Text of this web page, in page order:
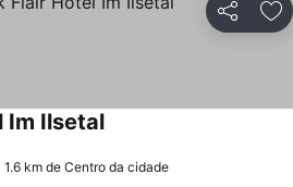
Partilhar
Im Ilsetal
1.6 km de Centro da cidade